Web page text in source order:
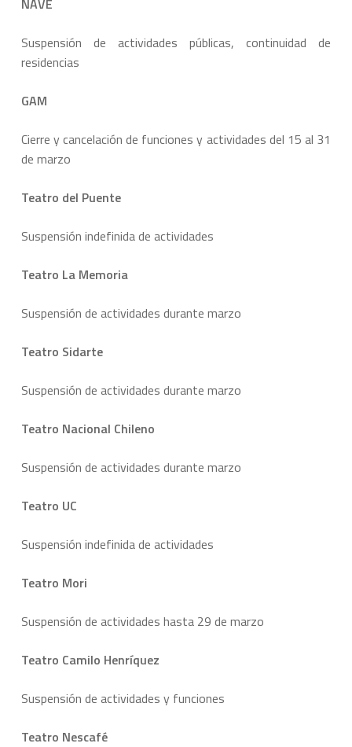
NAVE
Suspensión de actividades públicas, continuidad de
residencias
GAM
Cierre y cancelación de funciones y actividades del 15 al 31
de marzo
Teatro del Puente
Suspensión indefinida de actividades
Teatro La Memoria
Suspensión de actividades durante marzo
Teatro Sidarte
Suspensión de actividades durante marzo
Teatro Nacional Chileno
Suspensión de actividades durante marzo
Teatro UC
Suspensión indefinida de actividades
Teatro Mori
Suspensión de actividades hasta 29 de marzo
Teatro Camilo Henríquez
Suspensión de actividades y funciones
Teatro Nescafé